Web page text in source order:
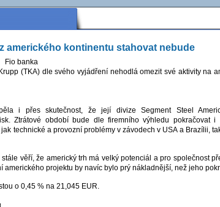
amerického kontinentu stahovat nebude
Fio banka
(TKA) dle svého vyjádření nehodlá omezit své aktivity na
i přes skutečnost, že její divize Segment Steel
Ztrátové období bude dle firemního výhledu pokračovat i
technické a provozní problémy v závodech v USA a Brazílii,
věří, že americký trh má velký potenciál a pro společnost
amerického projektu by navíc bylo prý nákladnější, než jeho
o 0,45 % na 21,045 EUR.